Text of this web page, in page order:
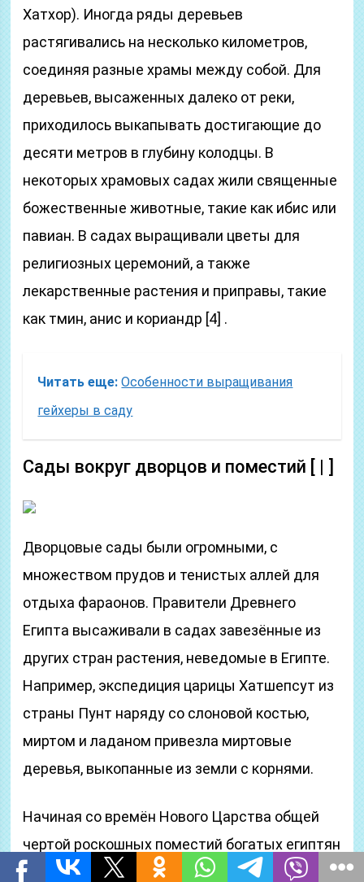
Хатхор). Иногда ряды деревьев
растягивались на несколько километров,
соединяя разные храмы между собой. Для
деревьев, высаженных далеко от реки,
приходилось выкапывать достигающие до
десяти метров в глубину колодцы. В
некоторых храмовых садах жили священные
божественные животные, такие как ибис или
павиан. В садах выращивали цветы для
религиозных церемоний, а также
лекарственные растения и приправы, такие
как тмин, анис и кориандр [4] .
Читать еще: Особенности выращивания
гейхеры в саду
Сады вокруг дворцов и поместий [ | ]
Дворцовые сады были огромными, с
множеством прудов и тенистых аллей для
отдыха фараонов. Правители Древнего
Египта высаживали в садах завезённые из
других стран растения, неведомые в Египте.
Например, экспедиция царицы Хатшепсут из
страны Пунт наряду со слоновой костью,
миртом и ладаном привезла миртовые
деревья, выкопанные из земли с корнями.
Начиная со времён Нового Царства общей
чертой роскошных поместий богатых египтян
сталисады удовольствия. Согласно рисункам